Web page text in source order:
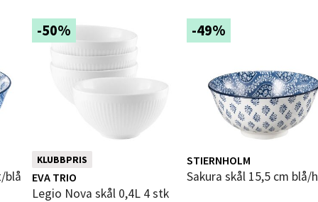
blå
-50%
KLUBBPRIS
EVA TRIO
Legio Nova skål 0,4L 4 stk
-49%
STIERNHOLM
Sakura skål 15,5 cm blå/
- Thon Senter Malmporten
1, 8514 Narvik
10-20